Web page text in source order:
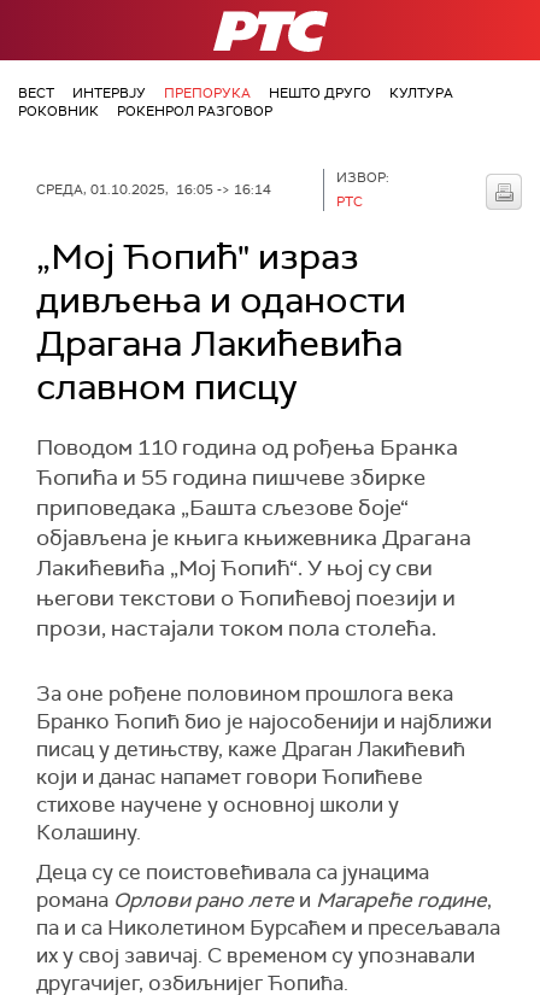
РТС
ВЕСТ ИНТЕРВЈУ ПРЕПОРУКА НЕШТО ДРУГО
КУЛТУРА
РОКОВНИК
РОКЕНРОЛ РАЗГОВОР
СРЕДА, 01.10.2025, 16:05 -> 16:14
ИЗВОР:
РТС
„Мој Ћопић" израз
дивљења и оданости
Драгана Лакићевића
славном писцу
Поводом 110 година од рођења Бранка
Ћопића и 55 година пишчеве збирке
приповедака „Башта сљезове боје“
објављена је књига књижевника Драгана
Лакићевића „Мој Ћопић“. У њој су сви
његови текстови о Ћопићевој поезији и
прози, настајали током пола столећа.
За оне рођене половином прошлога века
Бранко Ћопић био је најособенији и најближи
писац у детињству, каже Драган Лакићевић
који и данас напамет говори Ћопићеве
стихове научене у основној школи у
Колашину.
Деца су се поистовећивала са јунацима
романа Орлови рано летеи Магареће године,
па и са Николетином Бурсаћем и пресељавала
их у свој завичај. С временом су упознавали
другачијег, озбиљнијег Ћопића.